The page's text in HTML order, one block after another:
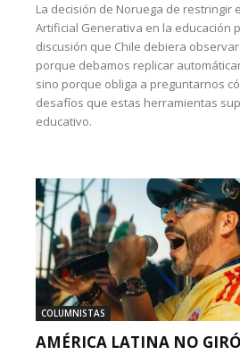
La decisión de Noruega de restringir
Artificial Generativa en la educación
discusión que Chile debiera
porque debamos replicar
sino porque obliga a preguntarnos
desafíos que estas herramientas
educativo.
COLUMNISTAS
AMÉRICA LATINA NO